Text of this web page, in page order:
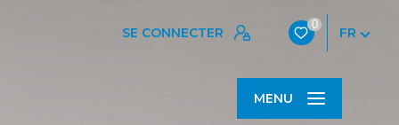
SE CONNECTER
0
FR
MENU